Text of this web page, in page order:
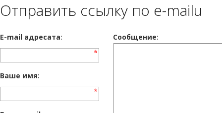
Отправить ссылку по e-mailu
E-mail адресата: Сообщение:
Ваше имя: